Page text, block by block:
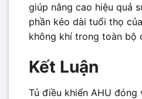
giúp nâng cao hiệu quả
phần kéo dài tuổi thọ
không khí trong toàn bộ
Kết Luận
Tủ điều khiển AHU